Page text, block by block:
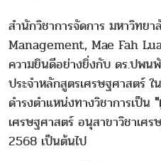
สำนักวิชาการจัดการ มหาวิทย
Management, Mae Fah
ความยินดีอย่างยิ่งกับ ดร.ปพน
ประจำหลักสูตรเศรษฐศาสตร์ ใ
ดำรงตำแหน่งทางวิชาการเป็น
เศรษฐศาสตร์ อนุสาขาวิชาเ
2568 เป็นต้นไป